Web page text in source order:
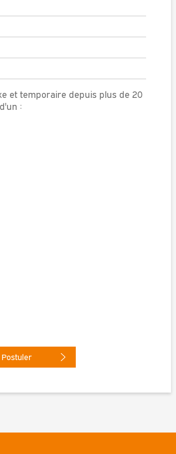
et temporaire depuis plus de 20
:
Postuler